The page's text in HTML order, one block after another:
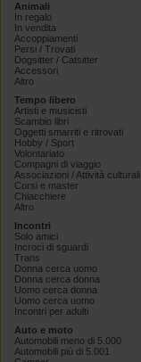
Animali
In regalo
In vendita
Accoppiamenti
Persi / Trovati
Dogsitter / Catsitter
Accessori
Altro
Tempo libero
Artisti e musicisti
Scambio libri
Oggetti smarriti e ritrovati
Hobby / Sport
Volontariato
Compagni di viaggio
Associazioni / Attività culturali
Corsi e master
Chiacchiere
Altro
Incontri
Solo amici
Incroci di sguardi
Trans
Donna cerca uomo
Donna cerca donna
Uomo cerca donna
Uomo cerca uomo
Incontri per adulti
Auto e moto
Automobili meno di 5.000
Automobili più di 5.001